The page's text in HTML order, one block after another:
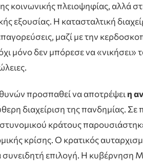
κοινωνικής πλειοψηφίας, αλλά
εξουσίας. Η κατασταλτική
μαζί με την
μόνο δεν μπόρεσε να «νικήσει»
προσπαθεί να αποτρέψει η
διαχείριση της πανδημίας.
κράτους
κρίσης. Ο κρατικός
συνειδητή επιλογή. Η κυβέρνηση